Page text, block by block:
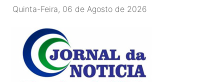
Quinta-Feira, 06 de Agosto de 2026